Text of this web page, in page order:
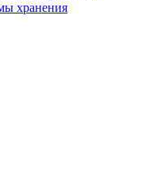
хранения